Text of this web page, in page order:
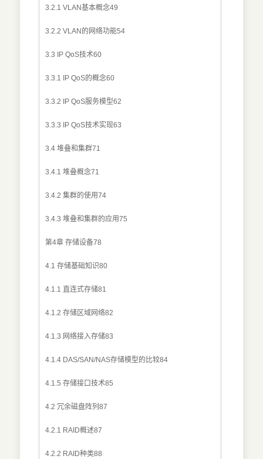
3.2.1 VLAN基本概念49
3.2.2 VLAN的网络功能54
3.3 IP QoS技术60
3.3.1 IP QoS的概念60
3.3.2 IP QoS服务模型62
3.3.3 IP QoS技术实现63
3.4 堆叠和集群71
3.4.1 堆叠概念71
3.4.2 集群的使用74
3.4.3 堆叠和集群的应用75
第4章 存储设备78
4.1 存储基础知识80
4.1.1 直连式存储81
4.1.2 存储区域网络82
4.1.3 网络接入存储83
4.1.4 DAS/SAN/NAS存储模型的比较84
4.1.5 存储接口技术85
4.2 冗余磁盘阵列87
4.2.1 RAID概述87
4.2.2 RAID种类88